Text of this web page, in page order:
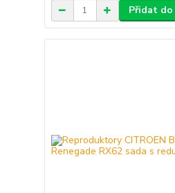
Přidat do